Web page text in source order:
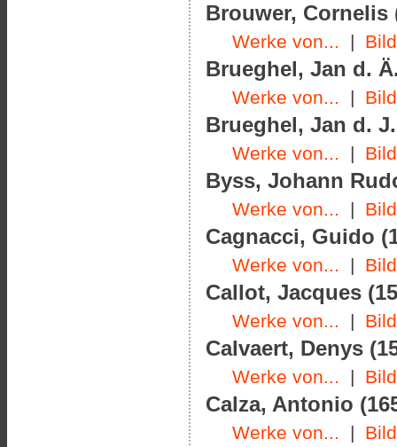
Brouwer, Cornelis
Werke von... |
Brueghel, Jan d.
Werke von... |
Brueghel, Jan d.
Werke von... |
Byss, Johann
Werke von... |
Cagnacci, Guido
Werke von... |
Callot, Jacques
Werke von... |
Calvaert, Denys
Werke von... |
Calza, Antonio
Werke von... |